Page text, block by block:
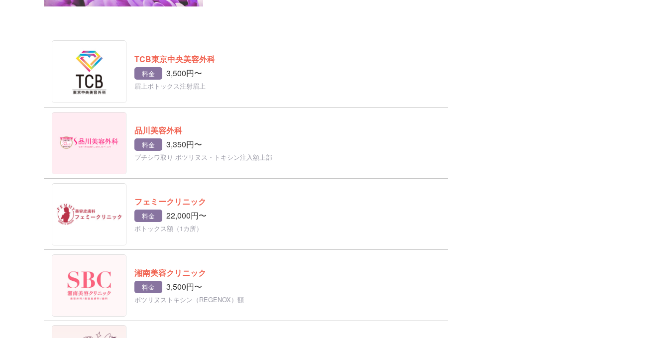
TCB東京中央美容外科
料金 3,500円〜
眉上ボトックス注射眉上
品川美容外科
料金 3,350円〜
プチシワ取り ボツリヌス・トキシン注入額上部
フェミークリニック
料金 22,000円〜
ボトックス額（1カ所）
湘南美容クリニック
料金 3,500円〜
ボツリヌストキシン（REGENOX）額